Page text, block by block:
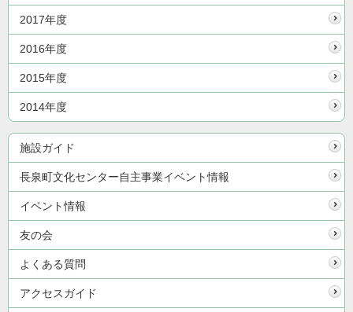
2017年度
2016年度
2015年度
2014年度
施設ガイド
長泉町文化センター自主事業イベント情報
イベント情報
友の会
よくある質問
アクセスガイド